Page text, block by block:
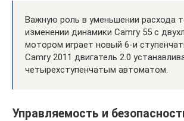
Важную роль в уменьшении расхода
изменении динамики Camry 55 с
мотором играет новый 6-и
Camry 2011 двигатель 2.0
четырехступенчатым автоматом.
Управляемость и